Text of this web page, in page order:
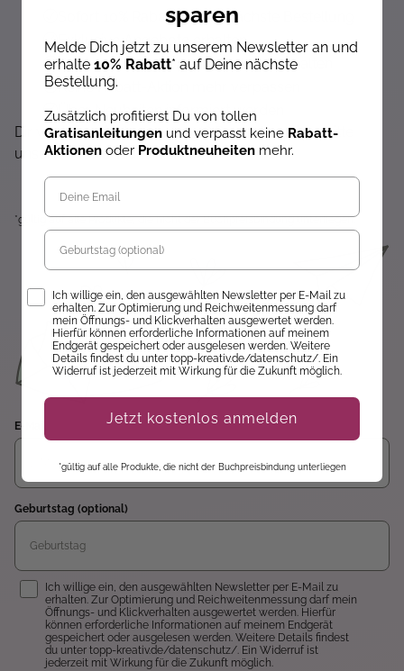
Sofort 10% Rabatt auf die nächste Bestellung
Exklusive Angebote erhalten
Gratisanleitungen per Newsletter erhalten
Keine Rabatt-Aktion mehr verpassen
Über Neuheiten informiert werden
Dir wird hier nichts angezeigt? Dann akzeptiere bitte
unsere Cookie-Richtlinien :)
*gültig auf alle Produkte, die nicht der Buchpreisbindung unterliegen.
E-Mail
Geburtstag (optional)
Einwilligung
Ich willige ein, den ausgewählten Newsletter per E-Mail zu
erhalten. Zur Optimierung und Reichweitenmessung darf mein
Öffnungs- und Klickverhalten ausgewertet werden. Hierfür
können erforderliche Informationen auf meinem Endgerät
gespeichert oder ausgelesen werden. Weitere Details findest
du unter topp-kreativ.de/datenschutz/. Ein Widerruf ist
jederzeit mit Wirkung für die Zukunft möglich.
sparen
Melde Dich jetzt zu unserem Newsletter an und
erhalte 10% Rabatt* auf Deine nächste
Bestellung.
Zusätzlich profitierst Du von tollen
Gratisanleitungen und verpasst keine Rabatt-
Aktionen oder Produktneuheiten mehr.
Geburtstag
Opt-InIch willige ein, den ausgewählten Newsletter per E-Mail zu
erhalten. Zur Optimierung und Reichweitenmessung darf
mein Öffnungs- und Klickverhalten ausgewertet werden.
Hierfür können erforderliche Informationen auf meinem
Endgerät gespeichert oder ausgelesen werden. Weitere
Details findest du unter topp-kreativ.de/datenschutz/. Ein
Widerruf ist jederzeit mit Wirkung für die Zukunft möglich.
Jetzt kostenlos anmelden
*gültig auf alle Produkte, die nicht der Buchpreisbindung unterliegen